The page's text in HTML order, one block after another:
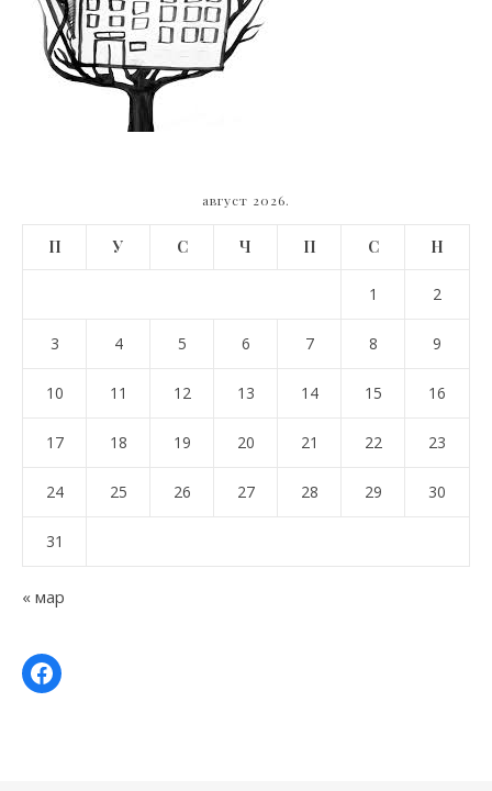
август 2026.
П У С Ч П С Н
1 2
3 4 5 6 7 8 9
10 11 12 13 14 15 16
17 18 19 20 21 22 23
24 25 26 27 28 29 30
31
« мар